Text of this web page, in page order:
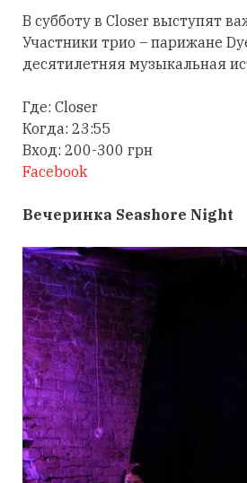
В субботу в Closer выступят
Участники трио – парижане
десятилетняя музыкальная
Где: Closer
Когда: 23:55
Вход: 200-300 грн
Facebook
Вечеринка Seashore Night